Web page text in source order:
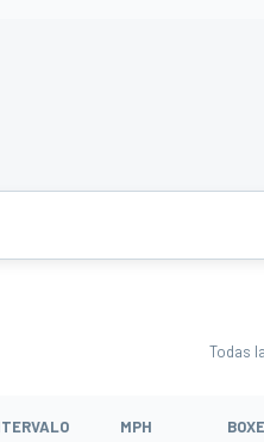
Todas
MPH